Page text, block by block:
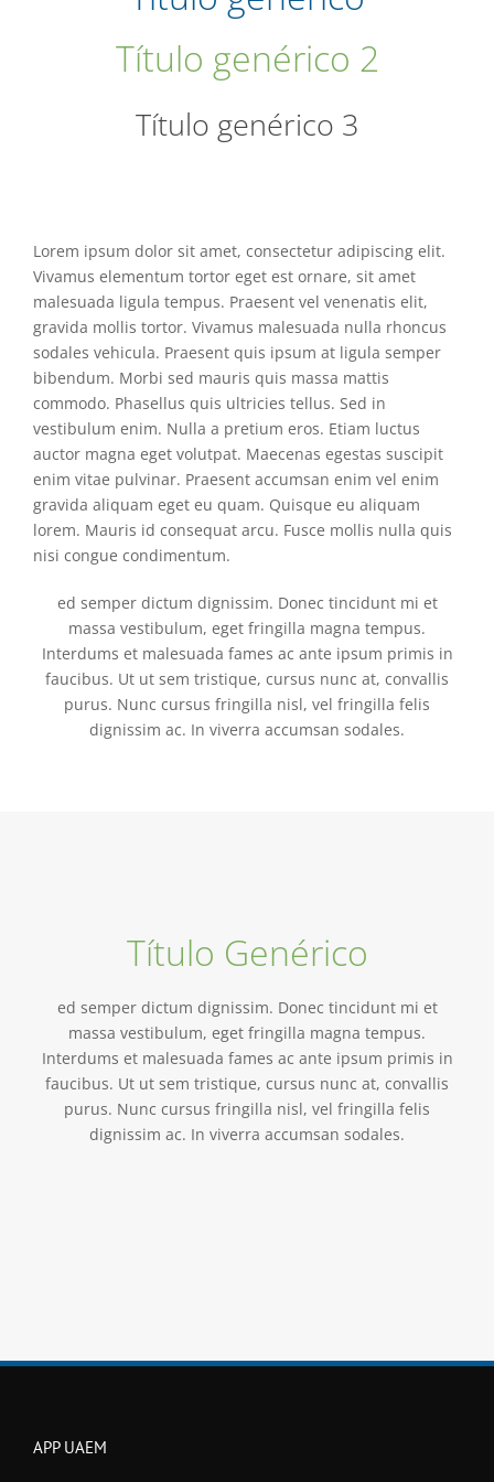
Título genérico 2
Título genérico 3
Lorem ipsum dolor sit amet, consectetur adipiscing elit.
Vivamus elementum tortor eget est ornare, sit amet
malesuada ligula tempus. Praesent vel venenatis elit,
gravida mollis tortor. Vivamus malesuada nulla rhoncus
sodales vehicula. Praesent quis ipsum at ligula semper
bibendum. Morbi sed mauris quis massa mattis
commodo. Phasellus quis ultricies tellus. Sed in
vestibulum enim. Nulla a pretium eros. Etiam luctus
auctor magna eget volutpat. Maecenas egestas suscipit
enim vitae pulvinar. Praesent accumsan enim vel enim
gravida aliquam eget eu quam. Quisque eu aliquam
lorem. Mauris id consequat arcu. Fusce mollis nulla quis
nisi congue condimentum.
ed semper dictum dignissim. Donec tincidunt mi et
massa vestibulum, eget fringilla magna tempus.
Interdums et malesuada fames ac ante ipsum primis in
faucibus. Ut ut sem tristique, cursus nunc at, convallis
purus. Nunc cursus fringilla nisl, vel fringilla felis
dignissim ac. In viverra accumsan sodales.
Título Genérico
ed semper dictum dignissim. Donec tincidunt mi et
massa vestibulum, eget fringilla magna tempus.
Interdums et malesuada fames ac ante ipsum primis in
faucibus. Ut ut sem tristique, cursus nunc at, convallis
purus. Nunc cursus fringilla nisl, vel fringilla felis
dignissim ac. In viverra accumsan sodales.
APP UAEM